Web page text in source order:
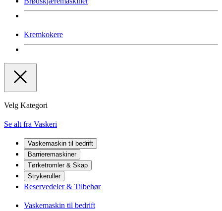
Kremkokere
Velg Kategori
Se alt fra Vaskeri
Vaskemaskin til bedrift
Barrieremaskiner
Tørketromler & Skap
Strykeruller
Reservedeler & Tilbehør
Vaskemaskin til bedrift